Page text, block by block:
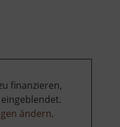
finanzieren,
ändern.